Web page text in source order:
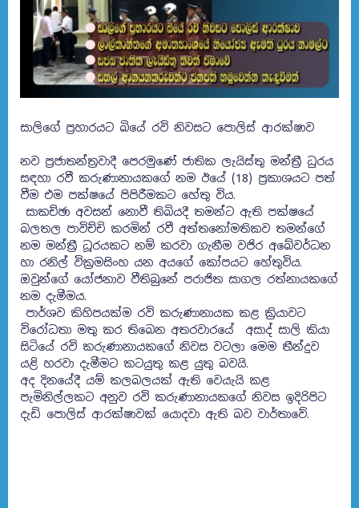
සාලිගේ ප්‍රහාරයට බියේ රවි නිවසට පොලිස් ආරක්ෂාව
නව ප්‍රජාතන්ත්‍රවාදී පෙරමුණේ ජාතික ලැයිස්තු මන්ත්‍රී ධුරය
සඳහා රවී කරුණානායකගේ නම ඊයේ (18) ප්‍රකාශයට පත්
වීම එම පක්ෂයේ පිපිරීමකට හේතු විය.
සාකච්ඡා අවසන් නොවී තිබියදී තමන්ට ඇති පක්ෂයේ
බලතල පාවිච්චි කරමින් රවී අත්තනෝමතිකව තමන්ගේ
නම මන්ත්‍රී ධූරයකට නම් කරවා ගැනීම වජිර අබේවර්ධන
හා රනිල් වික්‍රමසිංහ යන අයගේ කෝපයට හේතුවිය.
ඔවුන්ගේ යෝජනාව වීතිබුනේ පරාජිත සාගල රත්නායකගේ
නම දැමීමය.
පාර්ශව කිහිපයක්ම රවි කරුණානායක කළ ක්‍රියාවට
විරෝධතා මතු කර තිබෙන අතරවාරයේ අසාද් සාලි කියා
සිටියේ රවි කරුණානායකගේ නිවස වටලා මෙම තීන්දුව
යළි හරවා දැමීමට කටයුතු කළ යුතු බවයි.
අද දිනයේදී යම් කලබලයක් ඇති වෙයැයි කළ
පැමිනිල්ලකට අනුව රවි කරුණානායකගේ නිවස ඉදිරිපිට
දැඩි පොලිස් ආරක්ෂාවක් යොදවා ඇති බව වාර්තාවේ.